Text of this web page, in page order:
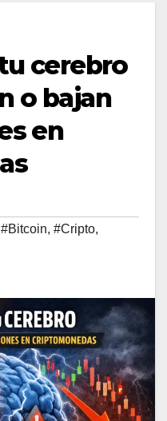
cerebro
o bajan
en
#Bitcoin, #Cripto,